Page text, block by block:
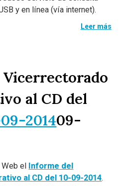
y en línea (vía internet).
Leer más
al CD del
201409-
el Informe del
al CD del 10-09-2014.